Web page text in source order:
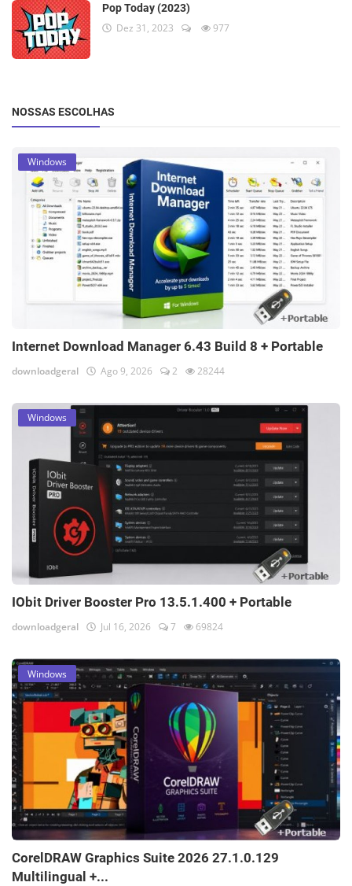
Pop Today (2023)
Dez 31, 2023 977
NOSSAS ESCOLHAS
Windows
Internet Download Manager 6.43 Build 8 + Portable
downloadgeral Ago 9, 2026 2 28244
Windows
IObit Driver Booster Pro 13.5.1.400 + Portable
downloadgeral Jul 16, 2026 7 69824
Windows
CorelDRAW Graphics Suite 2026 27.1.0.129
Multilingual +...